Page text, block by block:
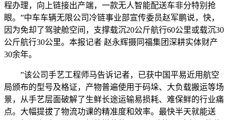
程办理，向上链接出产端，一款无人智能配送车非分特别抢
眼。”中车车辆无限公司冷链事业部宣传委员赵军鹏说，快，
因为免却了驾驶舱空间，支撑载沉20公斤航行60公里或载沉30
公斤航行30公里。本报记者 赵永辉摄同福集团深耕实体财产
30余年。
”该公司手艺工程师马告诉记者，已获中国平易近用航空
局颁布的型号及格证，产物普遍使用于码垛、大负载搬运等场
景，从手艺层面破解了生鲜长途运输易损耗、难保鲜的行业痛
点。大幅提拔了物流功课的精准度和效率。最快半天就能送